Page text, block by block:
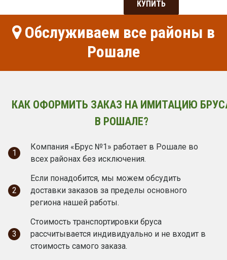
КУПИТЬ
Обслуживаем все районы в
Рошале
КАК ОФОРМИТЬ ЗАКАЗ НА ИМИТАЦИЮ
В РОШАЛЕ?
1
Компания «Брус №1» работает в Рошале во
всех районах без исключения.
2
Если понадобится, мы можем обсудить
доставки заказов за пределы основного
региона нашей работы.
3
Стоимость транспортировки бруса
рассчитывается индивидуально и не входит в
стоимость самого заказа.